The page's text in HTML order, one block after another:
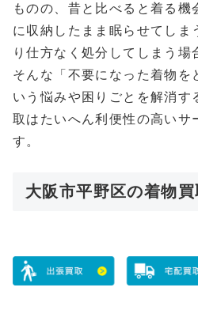
ものの、昔と比べると着る機
に収納したまま眠らせてしま
り仕方なく処分してしまう場
そんな「不要になった着物を
いう悩みや困りごとを解消す
取はたいへん利便性の高いサ
す。
大阪市平野区の着物買